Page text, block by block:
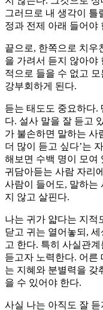
그러므로 내 생각이 틀
정과 전제 아래 들어야
끝으로, 한쪽으로 치우
을 가려서 듣지 않아야
적으로 들을 수 없고
강부회하게 된다.
듣는 태도도 중요하다.
다. 설사 말을 잘 듣고
가 불손하면 말하는 사
더 많이 듣고 싶다’는
해보면 수백 명이 모여
귀담아듣는 사람 자리
사람이 들어도, 말하는
지 않고 살핀다.
나는 귀가 얇다는 지적
닫고 귀는 열어놓되,
고 한다. 특히 사실관
듣고자 노력한다. 어른
는 지혜와 분별력을 갖
을 수 있어야 한다.
사실 나는 아직도 잘